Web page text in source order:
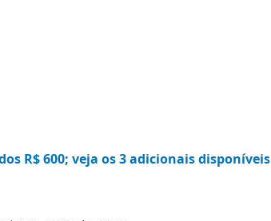
R$ 600; veja os 3 adicionais disponíveis